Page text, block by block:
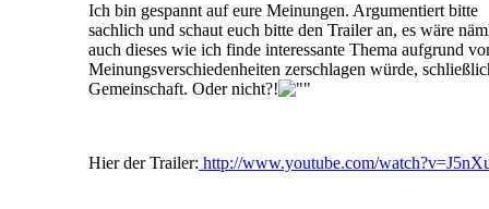
Ich bin gespannt auf eure Meinungen. Argumentiert bitte
sachlich und schaut euch bitte den Trailer an, es wäre
auch dieses wie ich finde interessante Thema aufgrund
Meinungsverschiedenheiten zerschlagen würde,
Gemeinschaft. Oder nicht?!
Hier der Trailer: http://www.youtube.com/